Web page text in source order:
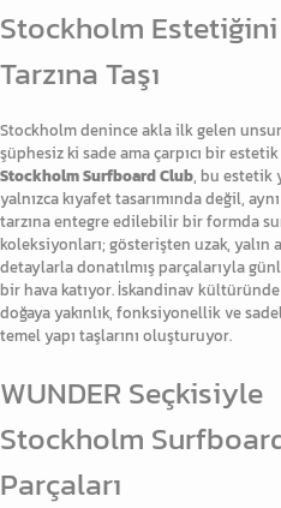
Stockholm
Tarzına Taşı
Stockholm denince akla ilk gelen
şüphesiz ki sade ama çarpıcı bir estetik
Stockholm Surfboard Club, bu estetik
yalnızca kıyafet tasarımında değil,
tarzına entegre edilebilir bir formda
koleksiyonları; gösterişten uzak, yalın
detaylarla donatılmış parçalarıyla
bir hava katıyor. İskandinav kültüründe
doğaya yakınlık, fonksiyonellik ve
temel yapı taşlarını oluşturuyor.
WUNDER Seçkisiyle
Stockholm
Parçaları